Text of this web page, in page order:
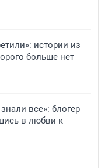
истории из
больше нет
все»: блогер
в любви к